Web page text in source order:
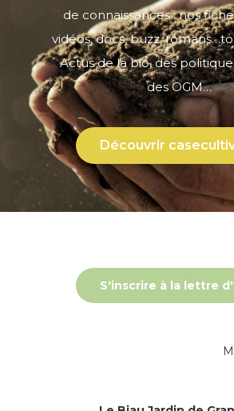
de connaissances : nos
vidéos, docs, buzz,
Actus de la bio, des
des OGM…
Découvrir
S'inscrire à la lettre